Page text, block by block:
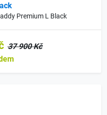
Premium L Black
37 900 Kč